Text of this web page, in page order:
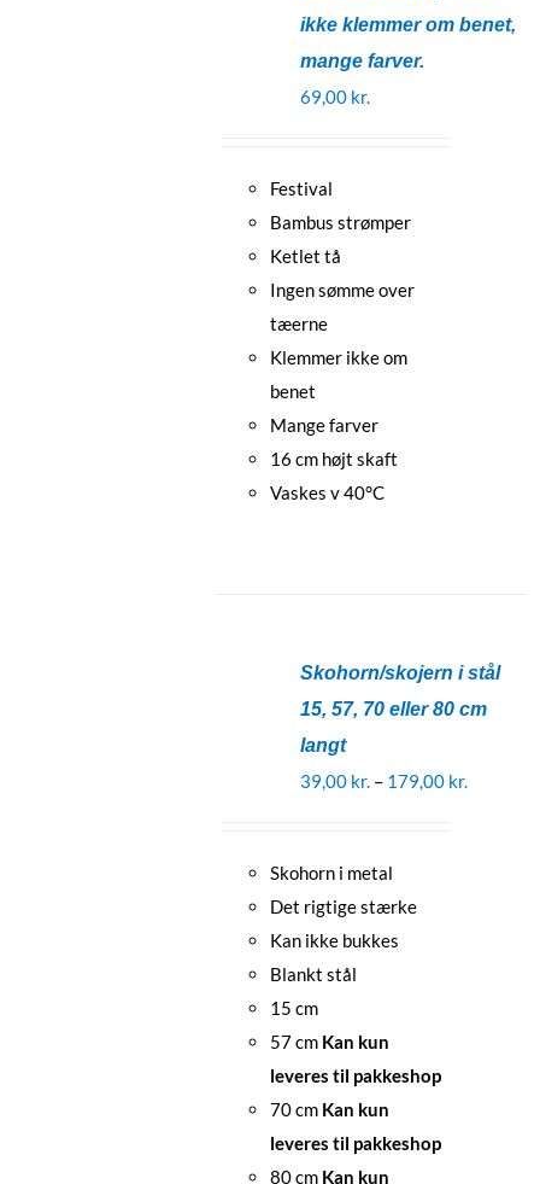
ikke klemmer om benet,
mange farver.
69,00 kr.
Festival
Bambus strømper
Ketlet tå
Ingen sømme over
tæerne
Klemmer ikke om
benet
Mange farver
16 cm højt skaft
Vaskes v 40°C
Skohorn/skojern i stål
15, 57, 70 eller 80 cm
langt
39,00 kr. – 179,00 kr.
Skohorn i metal
Det rigtige stærke
Kan ikke bukkes
Blankt stål
15 cm
57 cm Kan kun
leveres til pakkeshop
70 cm Kan kun
leveres til pakkeshop
80 cm Kan kun